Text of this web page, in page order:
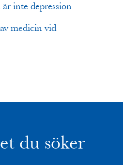
inte depression
medicin vid
du söker